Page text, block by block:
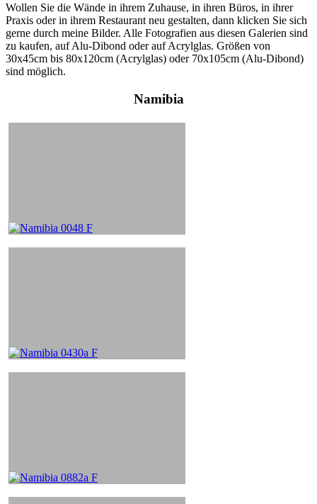
Wollen Sie die Wände in ihrem Zuhause, in ihren Büros, in ihrer
Praxis oder in ihrem Restaurant neu gestalten, dann klicken Sie sich
gerne durch meine Bilder. Alle Fotografien aus diesen Galerien sind
zu kaufen, auf Alu-Dibond oder auf Acrylglas. Größen von
30x45cm bis 80x120cm (Acrylglas) oder 70x105cm (Alu-Dibond)
sind möglich.
Namibia